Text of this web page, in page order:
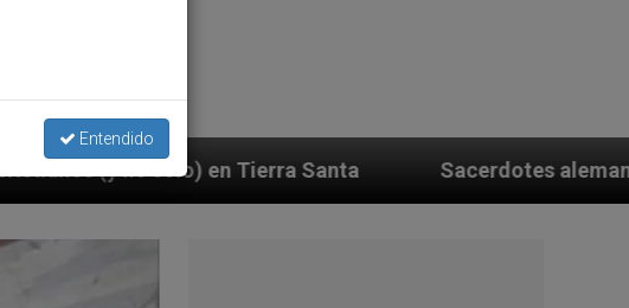
Santa Sacerdotes alemanes fieles al Papa
Entendido